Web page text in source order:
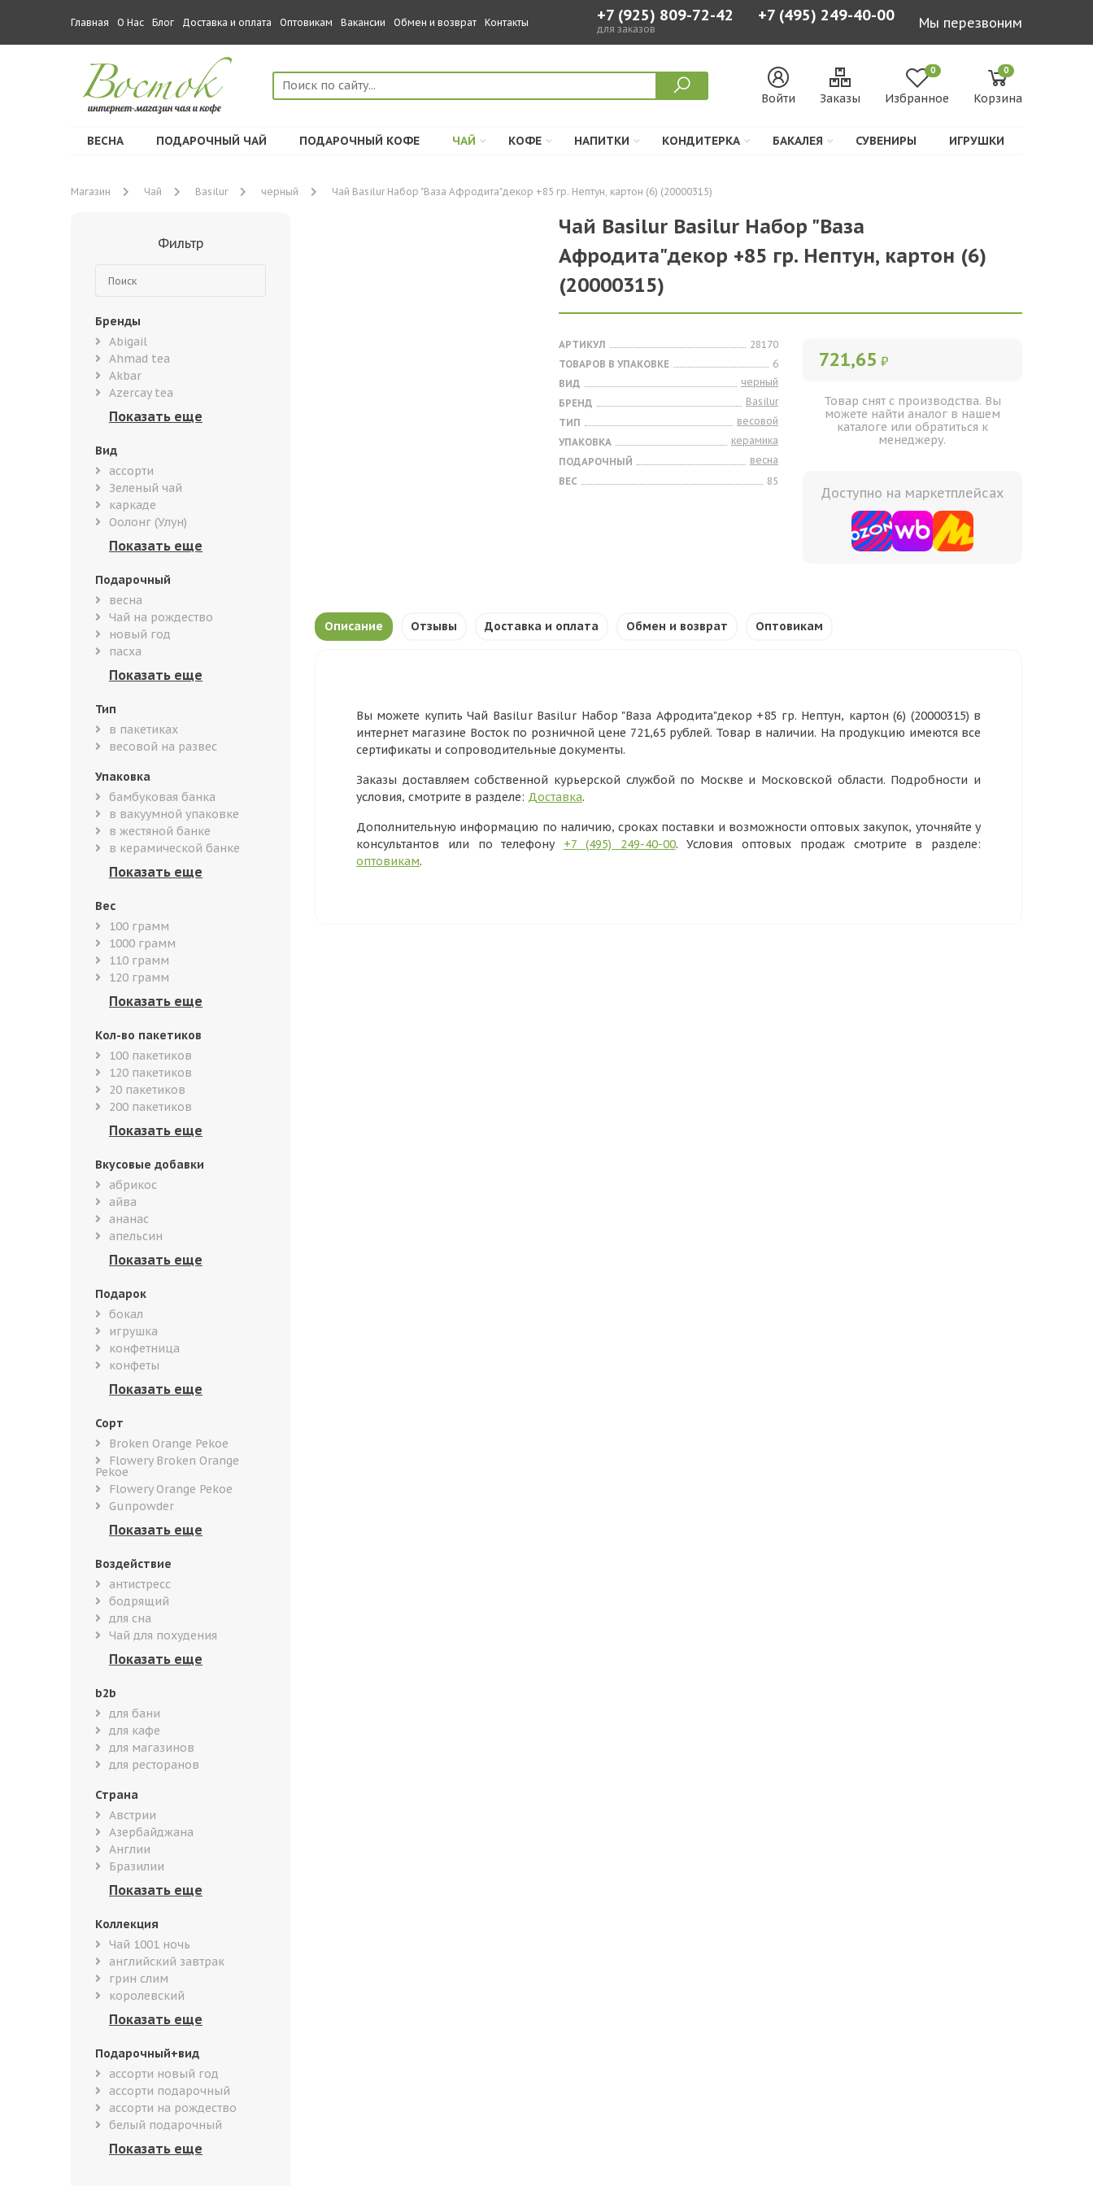
Главная О Нас Блог Доставка и оплата Оптовикам Вакансии Обмен и возврат Контакты +7 (925) 809-72-42
для заказов
+7 (495) 249-40-00 Мы перезвоним
Войти Заказы
0
Избранное
0
Корзина
ВЕСНА ПОДАРОЧНЫЙ ЧАЙ ПОДАРОЧНЫЙ КОФЕ ЧАЙ КОФЕ НАПИТКИ КОНДИТЕРКА БАКАЛЕЯ СУВЕНИРЫ ИГРУШКИ
Магазин Чай Basilur черный Чай Basilur Набор "Ваза Афродита"декор +85 гр. Нептун, картон (6) (20000315)
Фильтр
Бренды
Abigail
Ahmad tea
Akbar
Azercay tea
Вид
ассорти
Зеленый чай
каркаде
Оолонг (Улун)
Подарочный
весна
Чай на рождество
новый год
пасха
Тип
в пакетиках
весовой на развес
Упаковка
бамбуковая банка
в вакуумной упаковке
в жестяной банке
в керамической банке
Вес
100 грамм
1000 грамм
110 грамм
120 грамм
Кол-во пакетиков
100 пакетиков
120 пакетиков
20 пакетиков
200 пакетиков
Вкусовые добавки
абрикос
айва
ананас
апельсин
Подарок
бокал
игрушка
конфетница
конфеты
Сорт
Broken Orange Pekoe
Flowery Broken Orange
Pekoe
Flowery Orange Pekoe
Gunpowder
Воздействие
антистресс
бодрящий
для сна
Чай для похудения
b2b
для бани
для кафе
для магазинов
для ресторанов
Страна
Австрии
Азербайджана
Англии
Бразилии
Коллекция
Чай 1001 ночь
английский завтрак
грин слим
королевский
Подарочный+вид
ассорти новый год
ассорти подарочный
ассорти на рождество
белый подарочный
Чай Basilur Basilur Набор "Ваза
Афродита"декор +85 гр. Нептун, картон (6)
(20000315)
АРТИКУЛ
28170
ТОВАРОВ В УПАКОВКЕ
6
ВИД
черный
БРЕНД
Basilur
ТИП
весовой
УПАКОВКА
керамика
ПОДАРОЧНЫЙ
весна
ВЕС
85
721,65 ₽
Товар снят с производства. Вы
можете найти аналог в нашем
каталоге или обратиться к
менеджеру.
Доступно на маркетплейсах
Описание Отзывы Доставка и оплата Обмен и возврат Оптовикам
Вы можете купить Чай Basilur Basilur Набор "Ваза Афродита"декор +85 гр. Нептун, картон (6) (20000315) в
интернет магазине Восток по розничной цене 721,65 рублей. Товар в наличии. На продукцию имеются все
сертификаты и сопроводительные документы.
Заказы доставляем собственной курьерской службой по Москве и Московской области. Подробности и
условия, смотрите в разделе: Доставка.
Дополнительную информацию по наличию, сроках поставки и возможности оптовых закупок, уточняйте у
консультантов или по телефону +7 (495) 249-40-00. Условия оптовых продаж смотрите в разделе:
оптовикам.